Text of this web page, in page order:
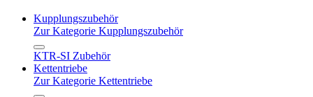
Kupplungszubehör
Zur Kategorie Kupplungszubehör
KTR-SI Zubehör
Kettentriebe
Zur Kategorie Kettentriebe